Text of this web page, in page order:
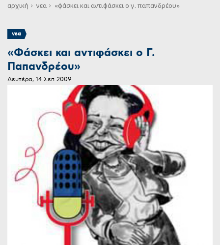
αρχική νεα «φάσκει και αντιφάσκει ο γ. παπανδρέου»
νεα
«Φάσκει και αντιφάσκει ο Γ.
Παπανδρέου»
Δευτέρα, 14 Σεπ 2009